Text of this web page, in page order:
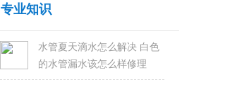
专业知识
水管夏天滴水怎么解决 白色
的水管漏水该怎么样修理